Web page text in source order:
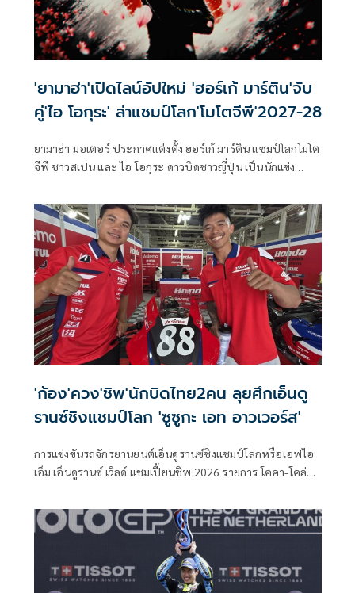
'ยามาฮ่า'เปิดไลน์อัปใหม่ 'ฮอร์เก้ มาร์ติน'จับ
คู่'ไอ โอกุระ' ล่าแชมป์โลก'โมโตจีพี'2027-28
ยามาฮ่า มอเตอร์ ประกาศแต่งตั้ง ฮอร์เก้ มาร์ติน แชมป์โลกโมโต
จีพี ชาวสเปน และ ไอ โอกุระ ดาวบิดชาวญี่ปุ่น เป็นนักแข่ง
จักรยานยนต์ทางเรียบชิงแชมป์โลก โมโตจีพี ฤดูกาล 2027-
2028 อย่างเป็นทางการ พร้อมประกาศเดินหน้าสู่ยุคใหม่ของ
การแข่งขัน ด้วยเป้าหมายในการพาทีมกลับคืนสู่การลุ้นแชมป์
โลกอีกครั้ง
'ก้อง'ควง'ชิพ'นักบิดไทย2คน ลุยศึกเอ็นดู
รานซ์ชิงแชมป์โลก 'ซูซูกะ เอท อาวเวอร์ส'
การแข่งขันรถจักรยานยนต์เอ็นดูรานซ์ชิงแชมป์โลกหรือเอฟไอ
เอ็ม เอ็นดูรานซ์ เวิลด์ แชมเปี้ยนชิพ 2026 รายการ โคคา-โคล่า
ขึ้นในวันที่ 3-5 กรกฎาคม ณ สนามซูซูกะ เซอร์กิต ประเทศญี่ปุ่น
โดยในปีนี้นับเป็นครั้งแรกในประวัติศาสตร์ที่มีนักแข่งไทยจาก
“ฮอนด้า เรซซิ่ง ไทยแลนด์” เข้าร่วมการแข่งขันพร้อมกันถึง 2 คน
ซึ่งก็คือ “ก้อง” สมเกียรติ จันทรา และ “ชิพ” นครินทร์ อธิรัฐภูว
ภัทร์